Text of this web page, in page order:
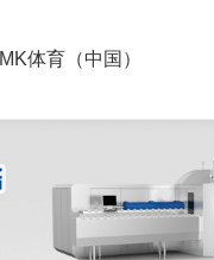
MK体育（中国）